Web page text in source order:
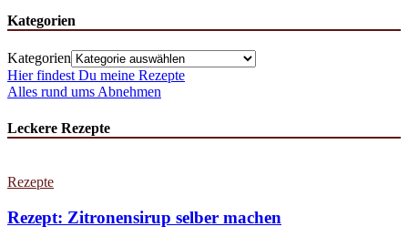
Kategorien
Kategorien
Hier findest Du meine Rezepte
Alles rund ums Abnehmen
Leckere Rezepte
Rezepte
Rezept: Zitronensirup selber machen